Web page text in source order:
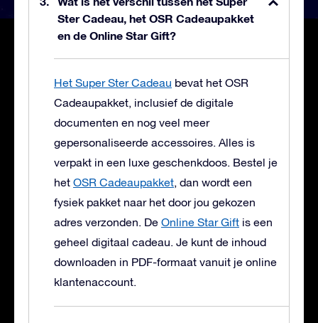
Ster Cadeau, het OSR Cadeaupakket
en de Online Star Gift?
Het Super Ster Cadeau bevat het OSR
Cadeaupakket, inclusief de digitale
documenten en nog veel meer
gepersonaliseerde accessoires. Alles is
verpakt in een luxe geschenkdoos. Bestel je
het OSR Cadeaupakket, dan wordt een
fysiek pakket naar het door jou gekozen
adres verzonden. De Online Star Gift is een
geheel digitaal cadeau. Je kunt de inhoud
downloaden in PDF-formaat vanuit je online
klantenaccount.